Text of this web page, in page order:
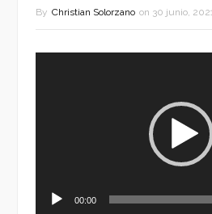
By Christian Solorzano on 30 junio,
00:00